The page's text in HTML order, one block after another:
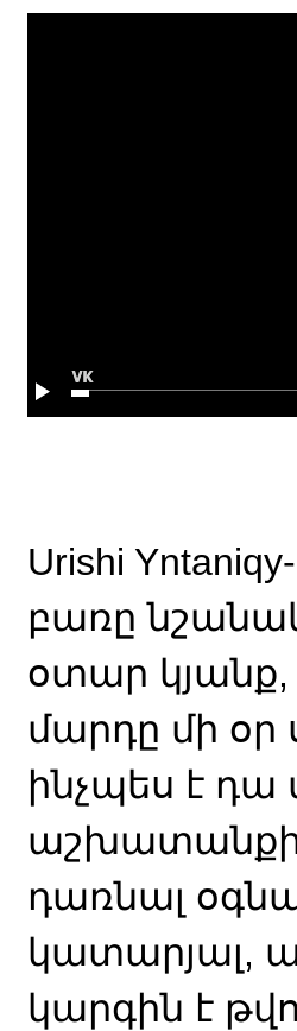
Urishi
բառը
օտար
մարդը մի օր
ինչպես է դա
աշխատանքի
դառնալ
կատարյալ,
կարգին է